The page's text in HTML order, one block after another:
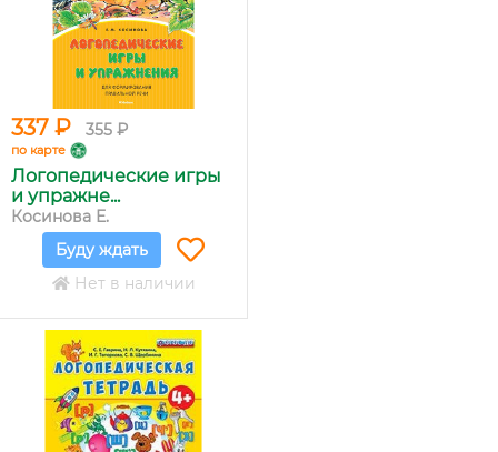
337 ₽ 355 ₽
по карте
Логопедические игры
и упражне...
Косинова Е.
Буду ждать
Нет в наличии